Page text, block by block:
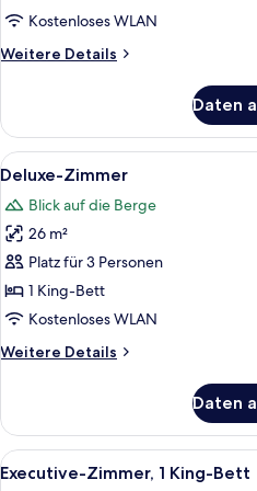
BettKostenloses WLAN
Weitere Details
Weitere
1
Queen-
Bett
Daten
Alle
Fotos
für
Deluxe-
Zimmer
anzeigen
7
Deluxe-Zimmer
Blick auf die Berge
26 m²
Platz für 3 Personen
1 King-Bett
Kostenloses WLAN
Weitere Details
Weitere
Zimmer
Daten
Alle
Fotos
6
Executive-Zimmer, 1 King-Bett